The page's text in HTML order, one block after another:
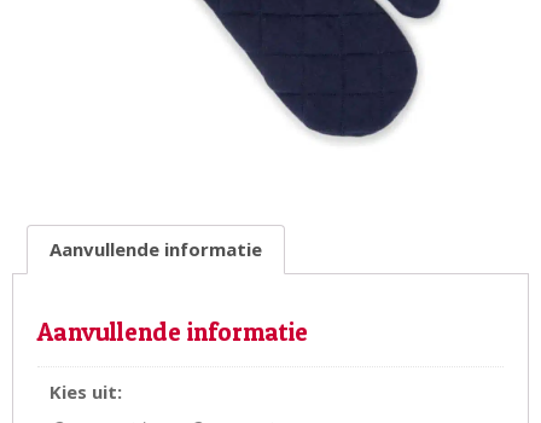
Aanvullende informatie
Aanvullende informatie
Kies uit: